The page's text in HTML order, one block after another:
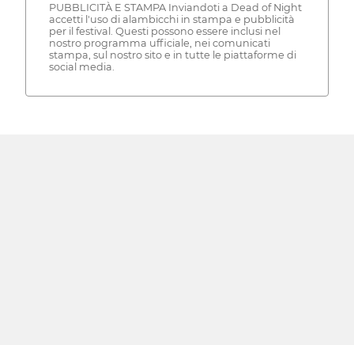
PUBBLICITÀ E STAMPA Inviandoti a Dead of Night
accetti l'uso di alambicchi in stampa e pubblicità
per il festival. Questi possono essere inclusi nel
nostro programma ufficiale, nei comunicati
stampa, sul nostro sito e in tutte le piattaforme di
social media.